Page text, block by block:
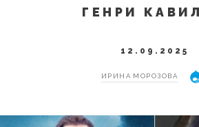
ГЕНРИ
12.09.2025
ИРИНА МОРОЗОВА